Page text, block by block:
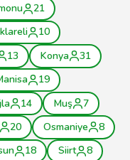
21
10
13 Konya
31
19
14 Muş
7
20 Osmaniye
8
18 Siirt
8